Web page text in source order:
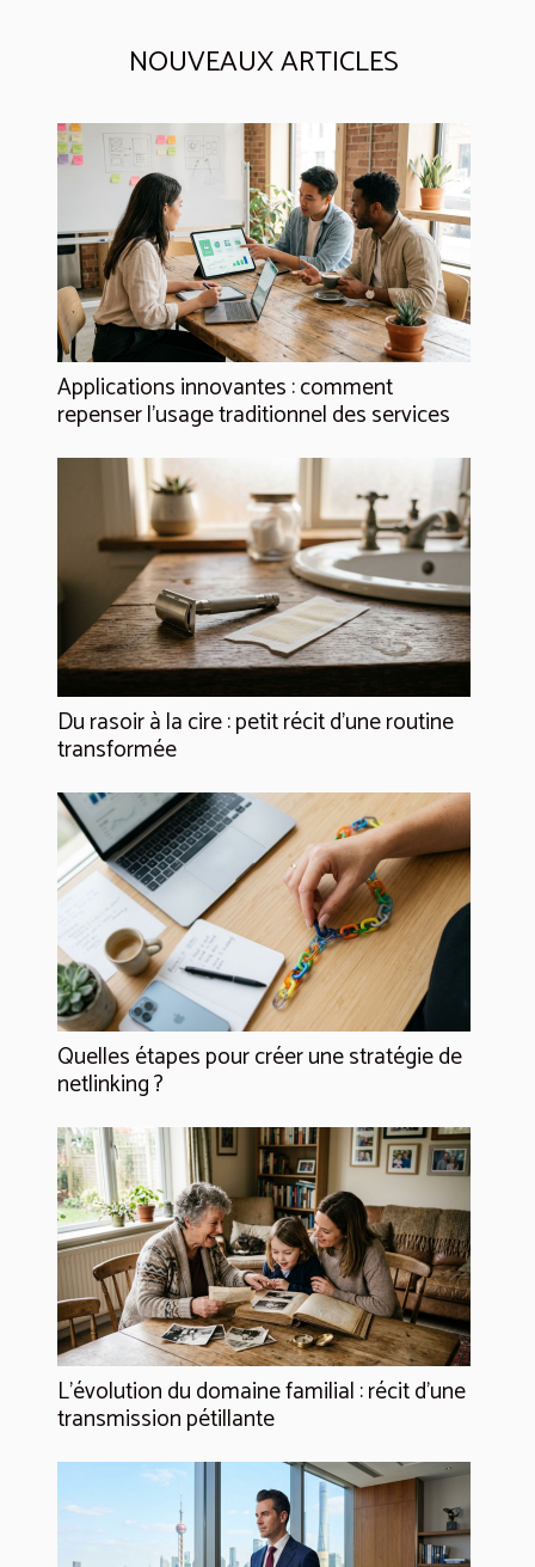
NOUVEAUX ARTICLES
Applications innovantes : comment
repenser l’usage traditionnel des services
Du rasoir à la cire : petit récit d’une routine
transformée
Quelles étapes pour créer une stratégie de
netlinking ?
L’évolution du domaine familial : récit d’une
transmission pétillante